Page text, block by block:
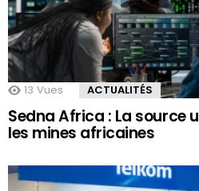
13 Vues ACTUALITÉS
Sedna Africa : La source
les mines africaines